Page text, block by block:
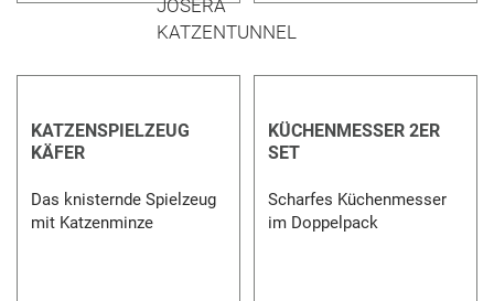
KATZENSPIELZEUG
KÄFER
Das knisternde Spielzeug
mit Katzenminze
KÜCHENMESSER 2ER
SET
Scharfes Küchenmesser
im Doppelpack